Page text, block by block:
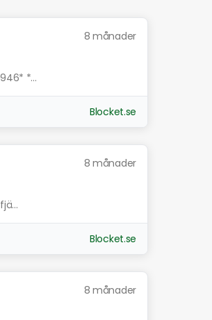
8 månader
*...
Blocket.se
8 månader
Blocket.se
8 månader